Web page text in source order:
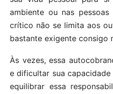
ambiente ou nas
crítico não se limita aos
bastante exigente consigo
Às vezes, essa
e dificultar sua
equilibrar essa